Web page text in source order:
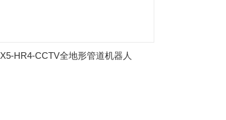
X5-HR4-CCTV全地形管道机器人